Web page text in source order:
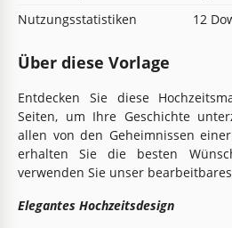
Nutzungsstatistiken
12
Über diese Vorlage
Entdecken Sie diese
Seiten, um Ihre Geschichte
allen von den Geheimnissen
erhalten Sie die besten
verwenden Sie unser
Elegantes Hochzeitsdesign